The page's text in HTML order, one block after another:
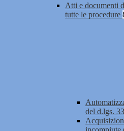
Atti e documenti
tutte le procedure
del d.lgs.